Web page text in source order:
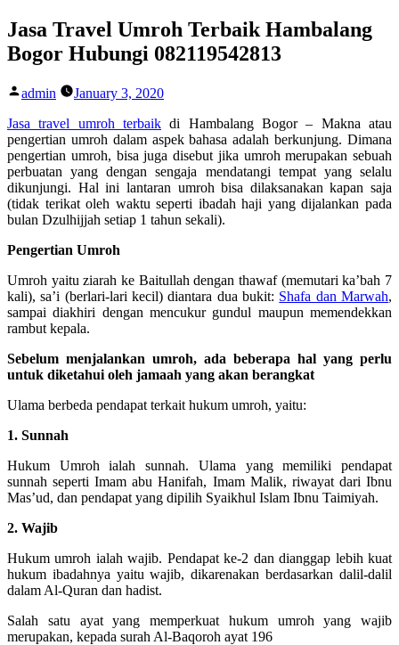
Skip
to
content
Jasa Travel Umroh Terbaik Hambalang
Bogor Hubungi 082119542813
Posted
admin
January 3, 2020
Jasa travel umroh terbaik di Hambalang Bogor – Makna atau
pengertian umroh dalam aspek bahasa adalah berkunjung. Dimana
pengertian umroh, bisa juga disebut jika umroh merupakan sebuah
perbuatan yang dengan sengaja mendatangi tempat yang selalu
dikunjungi. Hal ini lantaran umroh bisa dilaksanakan kapan saja
(tidak terikat oleh waktu seperti ibadah haji yang dijalankan pada
bulan Dzulhijjah setiap 1 tahun sekali).
Pengertian Umroh
Umroh yaitu ziarah ke Baitullah dengan thawaf (memutari ka’bah 7
kali), sa’i (berlari-lari kecil) diantara dua bukit: Shafa dan Marwah,
sampai diakhiri dengan mencukur gundul maupun memendekkan
rambut kepala.
Sebelum menjalankan umroh, ada beberapa hal yang perlu
untuk diketahui oleh jamaah yang akan berangkat
Ulama berbeda pendapat terkait hukum umroh, yaitu:
1. Sunnah
Hukum Umroh ialah sunnah. Ulama yang memiliki pendapat
sunnah seperti Imam abu Hanifah, Imam Malik, riwayat dari Ibnu
Mas’ud, dan pendapat yang dipilih Syaikhul Islam Ibnu Taimiyah.
2. Wajib
Hukum umroh ialah wajib. Pendapat ke-2 dan dianggap lebih kuat
hukum ibadahnya yaitu wajib, dikarenakan berdasarkan dalil-dalil
dalam Al-Quran dan hadist.
Salah satu ayat yang memperkuat hukum umroh yang wajib
merupakan, kepada surah Al-Baqoroh ayat 196